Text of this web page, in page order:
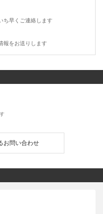
ち早くご連絡します
報をお送りします
お問い合わせ